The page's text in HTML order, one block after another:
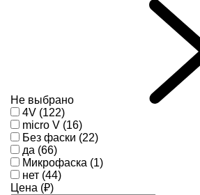
Не выбрано
4V (122)
micro V (16)
Без фаски (22)
да (66)
Микрофаска (1)
нет (44)
Цена (₽)